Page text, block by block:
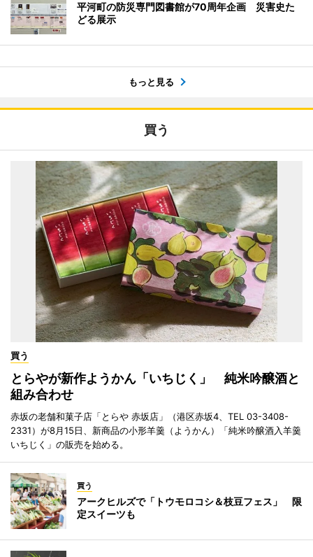
平河町の防災専門図書館が70周年企画 災害史た
どる展示
もっと見る
買う
買う
とらやが新作ようかん「いちじく」 純米吟醸酒と
組み合わせ
赤坂の老舗和菓子店「とらや 赤坂店」（港区赤坂4、TEL 03-3408-
2331）が8月15日、新商品の小形羊羹（ようかん）「純米吟醸酒入羊羹
いちじく」の販売を始める。
買う
アークヒルズで「トウモロコシ＆枝豆フェス」 限
定スイーツも